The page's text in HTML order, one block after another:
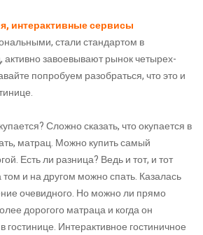
интерактивные сервисы
стали стандартом в
активно завоевывают рынок четырех-
попробуем разобраться, что это и
Сложно сказать, что окупается в
матрац. Можно купить самый
Есть ли разница? Ведь и тот, и тот
том и на другом можно спать. Казалась
очевидного. Но можно ли прямо
дорогого матраца и когда он
гостинице. Интерактивное гостиничное